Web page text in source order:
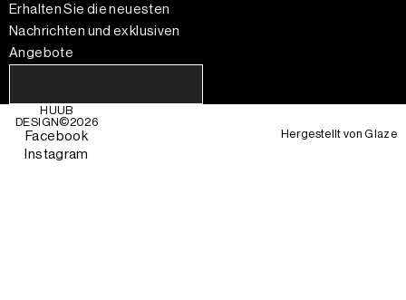
Erhalten Sie die neuesten
Nachrichten und exklusiven
Angebote
HUUB
DESIGN©2026
Facebook
Instagram
Hergestellt vonGlaze